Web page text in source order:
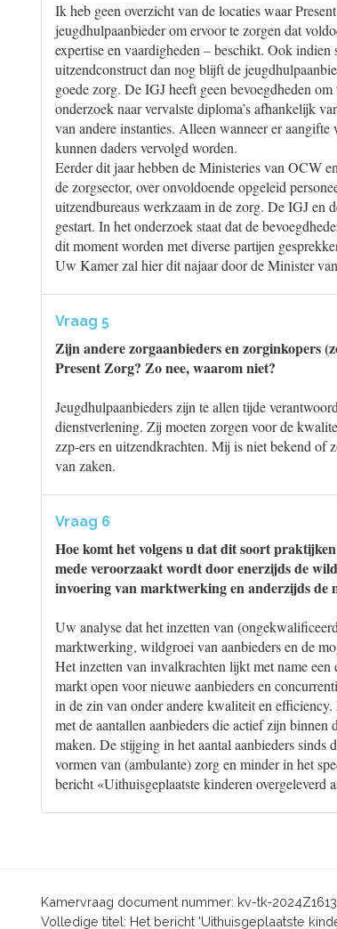
Ik heb geen overzicht van de locaties waar
jeugdhulpaanbieder om ervoor te zorgen dat
expertise en vaardigheden – beschikt. Ook
uitzendconstruct dan nog blijft de
goede zorg. De IGJ heeft geen bevoegdheden
onderzoek naar vervalste diploma’s afhankelijk
van andere instanties. Alleen wanneer er
kunnen daders vervolgd worden.
Eerder dit jaar hebben de Ministeries van OCW
de zorgsector, over onvoldoende opgeleid
uitzendbureaus werkzaam in de zorg. De IGJ en
gestart. In het onderzoek staat dat de
dit moment worden met diverse partijen
Uw Kamer zal hier dit najaar door de Minister
Vraag 5
Zijn andere zorgaanbieders en zorginkopers
Present Zorg? Zo nee, waarom niet?
Jeugdhulpaanbieders zijn te allen tijde
dienstverlening. Zij moeten zorgen voor de
zzp-ers en uitzendkrachten. Mij is niet bekend of
van zaken.
Vraag 6
Hoe komt het volgens u dat dit soort
mede veroorzaakt wordt door enerzijds de
invoering van marktwerking en anderzijds de
Uw analyse dat het inzetten van
marktwerking, wildgroei van aanbieders en de
Het inzetten van invalkrachten lijkt met name
markt open voor nieuwe aanbieders en
in de zin van onder andere kwaliteit en
met de aantallen aanbieders die actief zijn
maken. De stijging in het aantal aanbieders sinds
vormen van (ambulante) zorg en minder in het
bericht «Uithuisgeplaatste kinderen overgeleverd
Kamervraag document nummer: kv-tk-
Volledige titel: Het bericht 'Uithuisgeplaatste